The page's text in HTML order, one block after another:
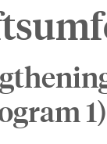
1)